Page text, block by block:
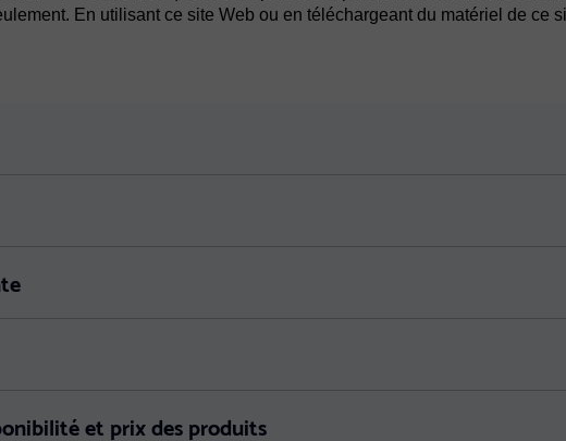
En utilisant ce site Web ou en téléchargeant du matériel de ce
et prix des produits